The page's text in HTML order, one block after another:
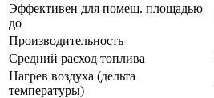
Эффективен для помещ. площадью
до
Производительность
Средний расход топлива
Нагрев воздуха (дельта
температуры)